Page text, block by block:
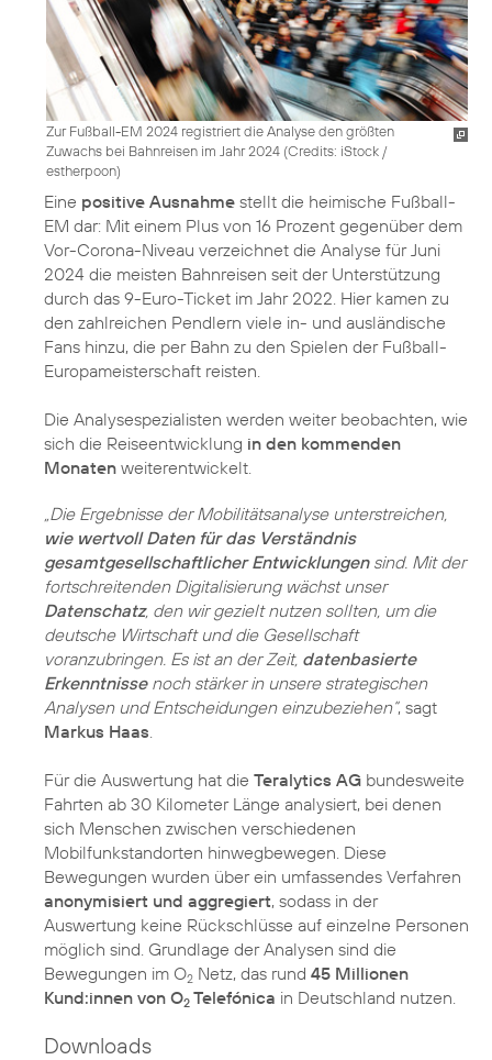
Zur Fußball-EM 2024 registriert die Analyse den größten
Zuwachs bei Bahnreisen im Jahr 2024 (Credits: iStock /
estherpoon)
Eine positive Ausnahme stellt die heimische Fußball-
EM dar: Mit einem Plus von 16 Prozent gegenüber dem
Vor-Corona-Niveau verzeichnet die Analyse für Juni
2024 die meisten Bahnreisen seit der Unterstützung
durch das 9-Euro-Ticket im Jahr 2022. Hier kamen zu
den zahlreichen Pendlern viele in- und ausländische
Fans hinzu, die per Bahn zu den Spielen der Fußball-
Europameisterschaft reisten.
Die Analysespezialisten werden weiter beobachten, wie
sich die Reiseentwicklung in den kommenden
Monaten weiterentwickelt.
„Die Ergebnisse der Mobilitätsanalyse unterstreichen,
wie wertvoll Daten für das Verständnis
gesamtgesellschaftlicher Entwicklungensind. Mit der
fortschreitenden Digitalisierung wächst unser
Datenschatz, den wir gezielt nutzen sollten, um die
deutsche Wirtschaft und die Gesellschaft
voranzubringen. Es ist an der Zeit, datenbasierte
Erkenntnissenoch stärker in unsere strategischen
Analysen und Entscheidungen einzubeziehen“, sagt
Markus Haas
Für die Auswertung hat die Teralytics AG bundesweite
Fahrten ab 30 Kilometer Länge analysiert, bei denen
sich Menschen zwischen verschiedenen
Mobilfunkstandorten hinwegbewegen. Diese
Bewegungen wurden über ein umfassendes Verfahren
anonymisiert und aggregiert, sodass in der
Auswertung keine Rückschlüsse auf einzelne Personen
möglich sind. Grundlage der Analysen sind die
Bewegungen im O2 Netz, das rund 45 Millionen
Kund:innen von O2 Telefónica in Deutschland nutzen.
Downloads